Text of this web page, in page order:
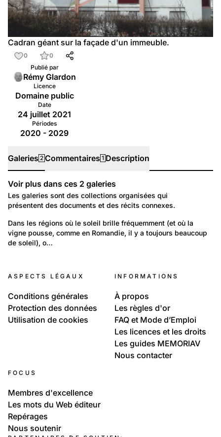
Cadran géant sur la façade d'un immeuble.
0
0
Publié par
Rémy Glardon
Licence
Domaine public
Date
24 juillet 2021
Périodes
2020 - 2029
Galeries 2 Commentaires 1 Description
Galeries
Voir plus dans ces 2 galeries
Les galeries sont des collections organisées qui
présentent des documents et des récits connexes.
Environnement: Nature et paysage
Cadrans solaires de la Suisse romande
Dans les régions où le soleil brille fréquemment (et où la
vigne pousse, comme en Romandie, il y a toujours beaucoup
de soleil), o…
Cadrans solaires
ASPECTS LÉGAUX
Conditions générales
Protection des données
Utilisation de cookies
INFORMATIONS
À propos
Les règles d'or
FAQ et Mode d’Emploi
Les licences et les droits
Les guides MEMORIAV
Nous contacter
FOCUS
Membres d'excellence
Les mots du Web éditeur
Repérages
Nous soutenir